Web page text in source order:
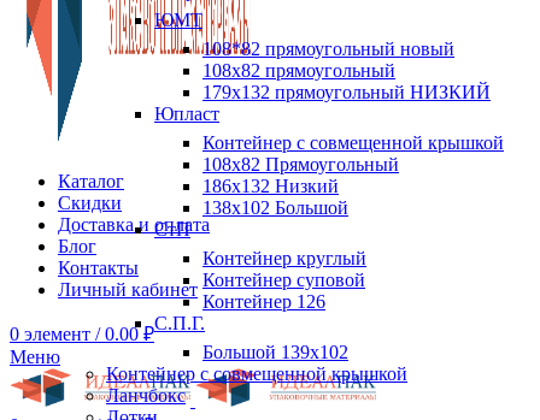
Каталог
Скидки
Доставка и оплата
Блог
Контакты
Личный кабинет
0 элемент / 0.00₽
Меню
ЮМТ
108*82 прямоугольный новый
108х82 прямоугольный
179х132 прямоугольный НИЗКИЙ
Юпласт
Контейнер с совмещенной крышкой
108х82 Прямоугольный
186х132 Низкий
138х102 Большой
СтП
Контейнер круглый
Контейнер суповой
Контейнер 126
С.П.Г.
Большой 139х102
Контейнер с совмещенной крышкой
Ланчбокс